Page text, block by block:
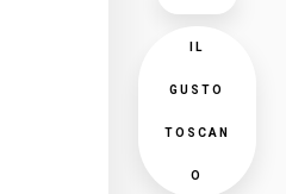
IL
GUSTO
TOSCAN
O